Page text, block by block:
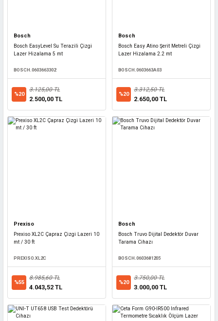
Bosch
Bosch EasyLevel Su Terazili Çizgi
Lazer Hizalama 5 mt
BOSCH.0603663302
%20
3.125,00 TL
2.500,00 TL
Bosch
Bosch Easy Atino Şerit Metreli Çizgi
Lazer Hizalama 2.2 mt
BOSCH.0603663A03
%20
3.312,50 TL
2.650,00 TL
Prexiso
Prexiso XL2C Çapraz Çizgi Lazeri 10
mt / 30 ft
PREXISO.XL2C
%55
8.985,60 TL
4.043,52 TL
Bosch
Bosch Truvo Dijital Dedektör Duvar
Tarama Cihazı
BOSCH.0603681205
%20
3.750,00 TL
3.000,00 TL